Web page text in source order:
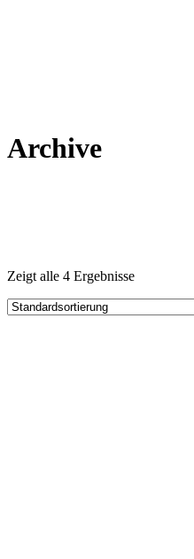
Archive
Zeigt alle 4 Ergebnisse